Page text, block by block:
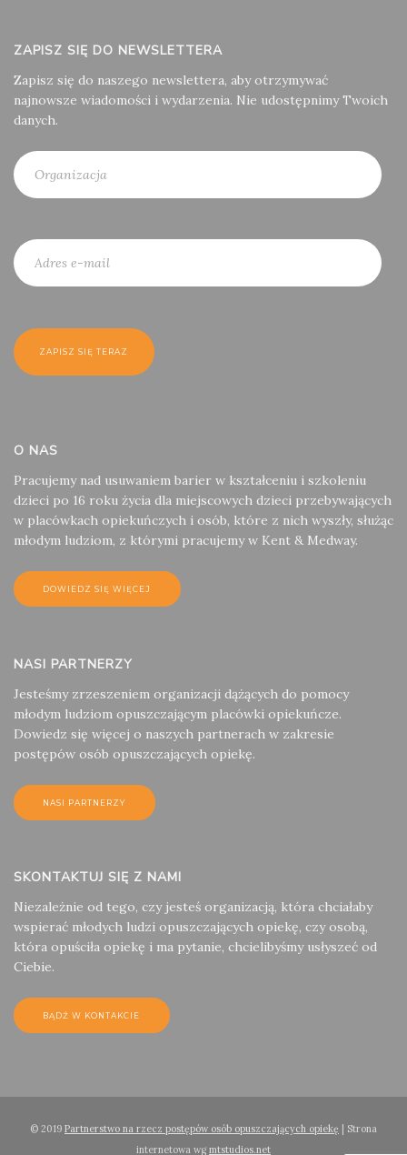
ZAPISZ SIĘ DO NEWSLETTERA
Zapisz się do naszego newslettera, aby otrzymywać
najnowsze wiadomości i wydarzenia. Nie udostępnimy Twoich
danych.
O NAS
Pracujemy nad usuwaniem barier w kształceniu i szkoleniu
dzieci po 16 roku życia dla miejscowych dzieci przebywających
w placówkach opiekuńczych i osób, które z nich wyszły, służąc
młodym ludziom, z którymi pracujemy w Kent & Medway.
DOWIEDZ SIĘ WIĘCEJ
NASI PARTNERZY
Jesteśmy zrzeszeniem organizacji dążących do pomocy
młodym ludziom opuszczającym placówki opiekuńcze.
Dowiedz się więcej o naszych partnerach w zakresie
postępów osób opuszczających opiekę.
NASI PARTNERZY
SKONTAKTUJ SIĘ Z NAMI
Niezależnie od tego, czy jesteś organizacją, która chciałaby
wspierać młodych ludzi opuszczających opiekę, czy osobą,
która opuściła opiekę i ma pytanie, chcielibyśmy usłyszeć od
Ciebie.
BĄDŹ W KONTAKCIE
© 2019 Partnerstwo na rzecz postępów osób opuszczających opiekę | Strona
internetowa wg mtstudios.net